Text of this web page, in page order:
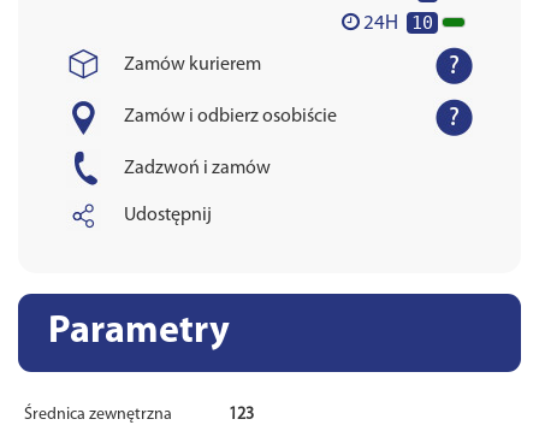
24H 10
Zamów kurierem
Zamów i odbierz osobiście
Zadzwoń i zamów
Udostępnij
Parametry
Średnica zewnętrzna
123